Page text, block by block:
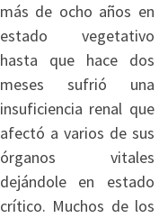
más de ocho años en
estado vegetativo
hasta que hace dos
meses sufrió una
insuficiencia renal que
afectó a varios de sus
órganos vitales
dejándole en estado
crítico. Muchos de los